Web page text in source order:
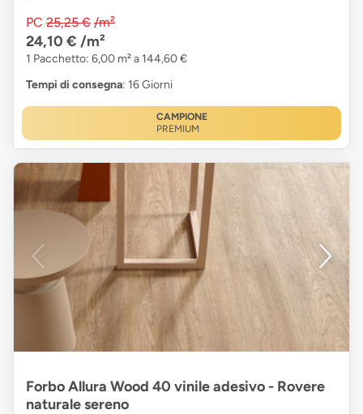
PC 25,25 € /m²
24,10 € /m²
1 Pacchetto: 6,00 m² a 144,60 €
Tempi di consegna: 16 Giorni
CAMPIONE
PREMIUM
Forbo Allura Wood 40 vinile adesivo - Rovere
naturale sereno